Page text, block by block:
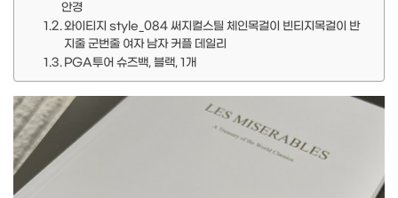
안경
와이티지 style_084 써지컬스틸 체인목걸이 빈티지목걸이 반
지줄 군번줄 여자 남자 커플 데일리
PGA투어 슈즈백, 블랙, 1개